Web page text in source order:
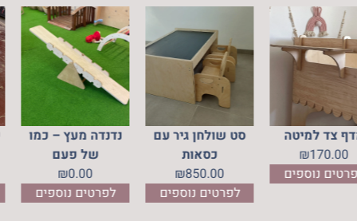
נדנדה
סט שולחן גיר עם
לפרטים נוספים
מדף צד למיטה
לפרטים נוספים
₪